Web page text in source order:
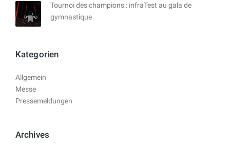
Tournoi des champions : infraTest au gala de
gymnastique
Kategorien
Allgemein
Messe
Pressemeldungen
Archives